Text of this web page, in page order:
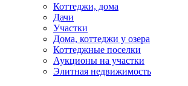
Коттеджи, дома
Дачи
Участки
Дома, коттеджи у озера
Коттеджные поселки
Аукционы на участки
Элитная недвижимость